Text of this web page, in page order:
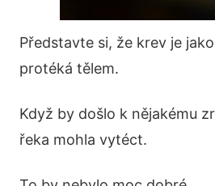
Představte si, že krev je
protéká tělem.
Když by došlo k nějakému
řeka mohla vytéct.